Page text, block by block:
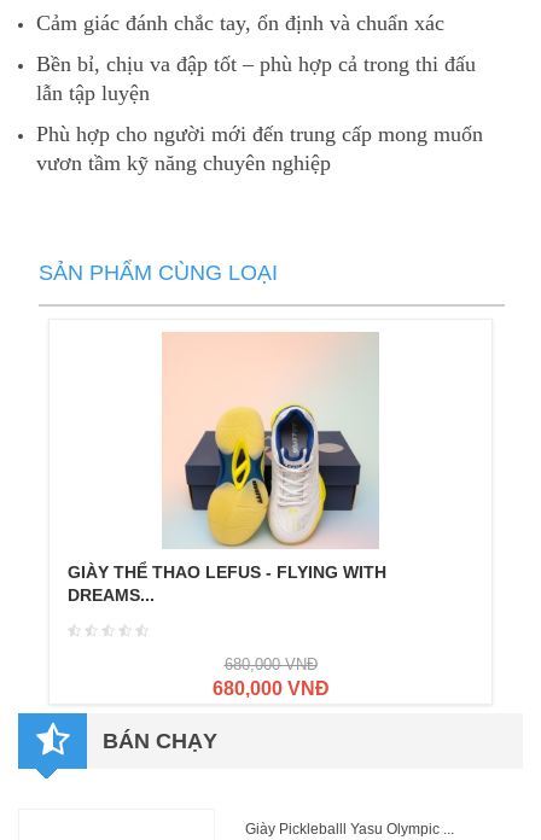
Cảm giác đánh chắc tay, ổn định và chuẩn xác
Bền bỉ, chịu va đập tốt – phù hợp cả trong thi đấu
lẫn tập luyện
Phù hợp cho người mới đến trung cấp mong muốn
vươn tầm kỹ năng chuyên nghiệp
SẢN PHẨM CÙNG LOẠI
GIÀY THỂ THAO LEFUS - FLYING WITH
DREAMS...
680,000 VNĐ
680,000 VNĐ
BÁN CHẠY
Giày Pickleballl Yasu Olympic ...